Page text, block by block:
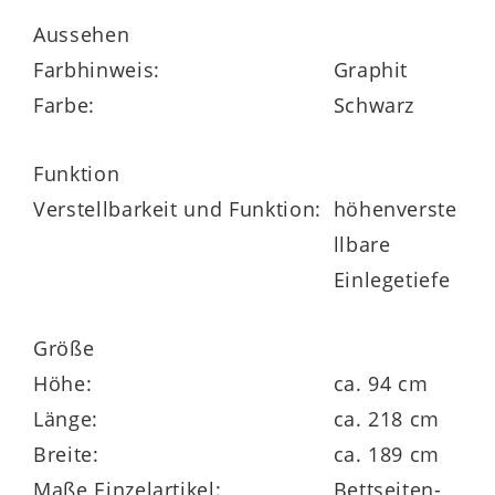
Champagner oder Graphit erhältlich
Kleiderschränke wahlweise mit Dreh- oder
mit und ohne Spiegeltüren lieferbar
Bettgestelle sind in zwei Breiten und vier
Beleuchtung und Kommoden ergänzen
klimaschonend in Deutschland produziert
Aussehen
Farbhinweis:
Graphit
Farbe:
Schwarz
Funktion
Verstellbarkeit und Funktion: höhenverste
llbare
Einlegetiefe
Größe
Höhe:
ca. 94 cm
Länge:
ca. 218 cm
Breite:
ca. 189 cm
Maße Einzelartikel:
Bettseiten-